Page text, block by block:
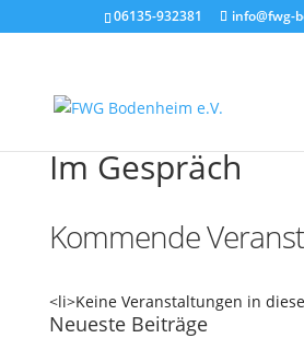
06135-932381 info@fwg-
Im Gespräch
Kommende
<li>Keine Ver­an­stal­tun­gen in
Neueste Beiträge